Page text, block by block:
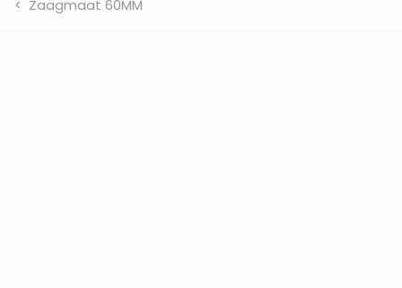
Zaagmaat 60MM